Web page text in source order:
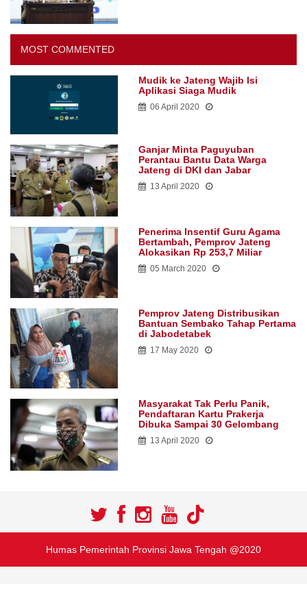
MOST COMMENTED
Mudik ke Jateng Wajib Isi
Aplikasi Siaga Mudik
06 April 2020
Ganjar Minta Paguyuban
Perantau Bantu Data Warga
Jateng di DKI dan Jabar
13 April 2020
Penerima Insentif Guru Agama
Bertambah, Pemprov Jateng
Alokasikan Rp 253,7 Miliar
05 March 2020
Pemprov Jateng Distribusikan
Bantuan Sembako Tahap Pertama
di Jabodetabek
17 May 2020
Masyarakat Tak Perlu Panik,
Pendaftaran Kartu Prakerja
Dibuka Sampai 30 Gelombang
13 April 2020
Humas Pemerintah Provinsi Jawa Tengah @2020